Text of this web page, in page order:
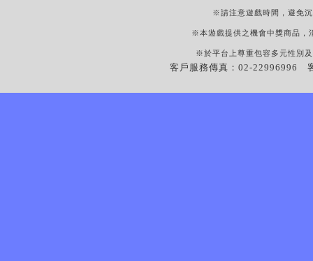
※請注意遊戲時間，避免
※本遊戲提供之機會中獎商品，
※於平台上尊重包容多元性別
客戶服務傳真：02-22996996